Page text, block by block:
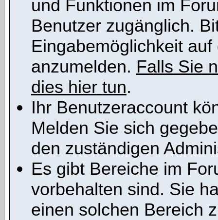
und Funktionen im
Benutzer zugänglich.
Eingabemöglichkeit
anzumelden. Falls Sie
dies hier tun.
Ihr Benutzeraccount
Melden Sie sich
den zuständigen
Es gibt Bereiche im
vorbehalten sind. Sie
einen solchen Bereich